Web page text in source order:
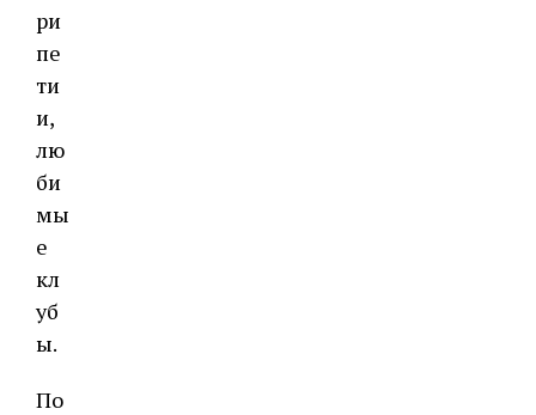
ри
пе
ти
и,
лю
би
мы
е
кл
уб
ы.
По